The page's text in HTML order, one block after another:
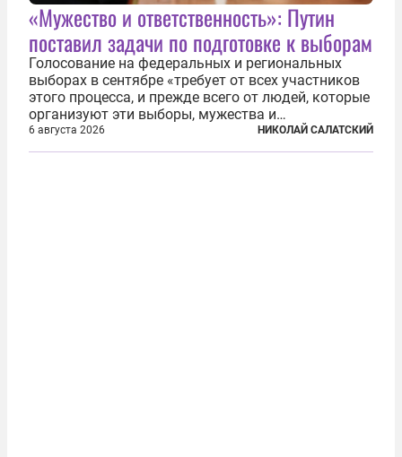
«Мужество и ответственность»: Путин
поставил задачи по подготовке к выборам
Голосование на федеральных и региональных
выборах в сентябре «требует от всех участников
этого процесса, и прежде всего от людей, которые
организуют эти выборы, мужества и
ответственного отношения к формированию
власти», — подчеркнул президент Владимир Путин
6 августа 2026 НИКОЛАЙ САЛАТСКИЙ